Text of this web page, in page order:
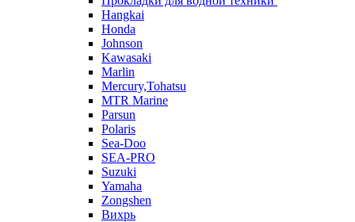
Hangkai
Honda
Johnson
Kawasaki
Marlin
Mercury,Tohatsu
MTR Marine
Parsun
Polaris
Sea-Doo
SEA-PRO
Suzuki
Yamaha
Zongshen
Вихрь